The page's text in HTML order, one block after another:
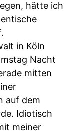
hätte ich
in Köln
Nacht
mitten
auf dem
Idiotisch
meiner